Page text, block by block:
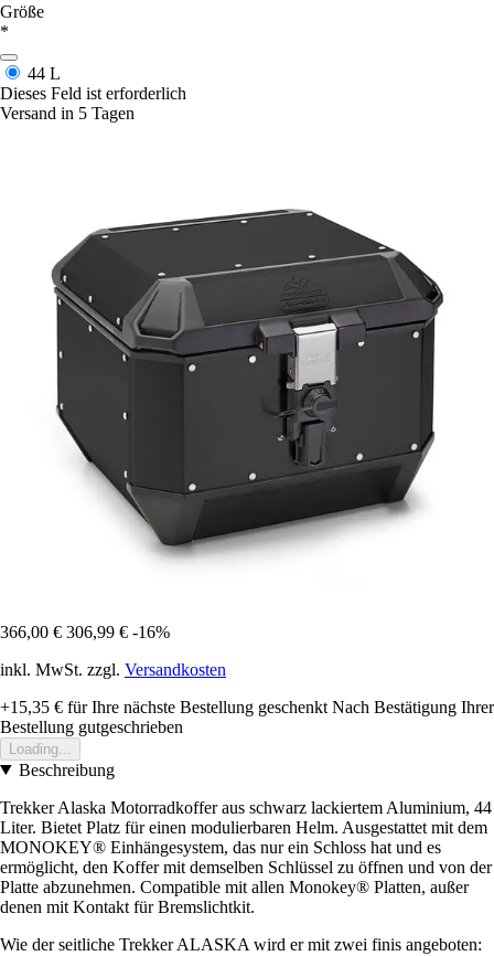
Größe
*
44 L
Dieses Feld ist erforderlich
Versand in 5 Tagen
366,00 € 306,99 € -16%
inkl. MwSt. zzgl. Versandkosten
+15,35 € für Ihre nächste Bestellung geschenkt Nach Bestätigung Ihrer
Bestellung gutgeschrieben
Loading...
Beschreibung
Trekker Alaska Motorradkoffer aus schwarz lackiertem Aluminium, 44
Liter. Bietet Platz für einen modulierbaren Helm. Ausgestattet mit dem
MONOKEY® Einhängesystem, das nur ein Schloss hat und es
ermöglicht, den Koffer mit demselben Schlüssel zu öffnen und von der
Platte abzunehmen. Compatible mit allen Monokey® Platten, außer
denen mit Kontakt für Bremslichtkit.
Wie der seitliche Trekker ALASKA wird er mit zwei finis angeboten: